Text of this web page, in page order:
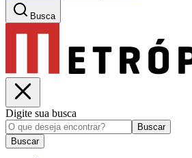
Busca
Digite sua busca
Buscar
Buscar